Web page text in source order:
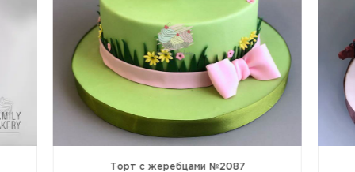
Торт с жеребцами №2087